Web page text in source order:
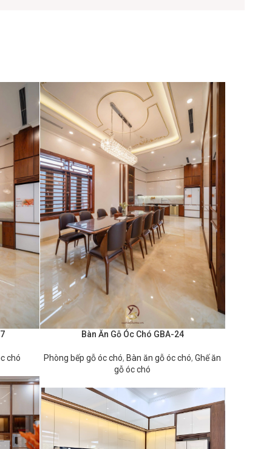
chó
Bàn Ăn Gỗ Óc Chó GBA-24
Phòng bếp gỗ óc chó, Bàn ăn gỗ óc chó,Ghế ăn
gỗ óc chó